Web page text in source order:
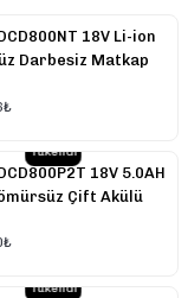
18V Li-ion
Darbesiz Matkap
Tükendi
18V 5.0AH
Çift Akülü
Tükendi